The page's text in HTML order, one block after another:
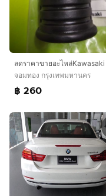
จอมทอง กรุงเทพมหานคร
฿ 260